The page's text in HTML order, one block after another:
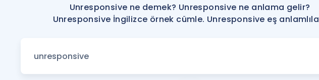
YDS ve YÖKDİL'e
Tüm ÖSYM Sınavları
Unresponsive ne demek? Unresponsive ne anlama gelir?
Unresponsive İngilizce örnek cümle. Unresponsive eş